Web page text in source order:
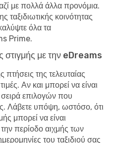
με πολλά άλλα προνόμια.
ταξιδιωτικής κοινότητας
όλα τα
Prime.
στιγμής με την eDreams
της τελευταίας
Αν και μπορεί να είναι
επιλογών που
Λάβετε υπόψη, ωστόσο, ότι
μπορεί να είναι
την περίοδο αιχμής των
του ταξιδιού σας